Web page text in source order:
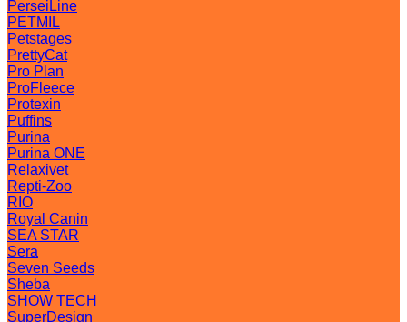
PerseiLine
PETMIL
Petstages
PrettyCat
Pro Plan
ProFleece
Protexin
Puffins
Purina
Purina ONE
Relaxivet
Repti-Zoo
RIO
Royal Canin
SEA STAR
Sera
Seven Seeds
Sheba
SHOW TECH
SuperDesign